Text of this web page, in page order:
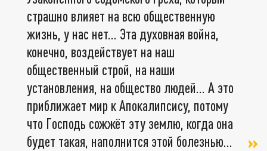
страшно влияет на всю общественную
жизнь, у нас нет... Эта духовная война,
конечно, воздействует на наш
общественный строй, на наши
установления, на общество людей... А это
приближает мир к Апокалипсису, потому
что Господь сожжёт эту землю, когда она
будет такая, наполнится этой болезнью...